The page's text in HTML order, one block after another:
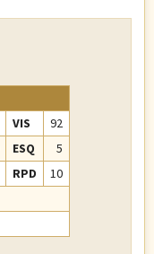
VIS
92
ESQ
5
RPD
10